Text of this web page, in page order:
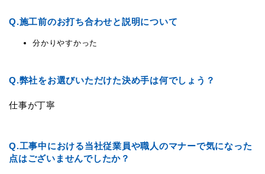
Q.施工前のお打ち合わせと説明について
分かりやすかった
Q.弊社をお選びいただけた決め手は何でしょう？
仕事が丁寧
Q.工事中における当社従業員や職人のマナーで気になった
点はございませんでしたか？